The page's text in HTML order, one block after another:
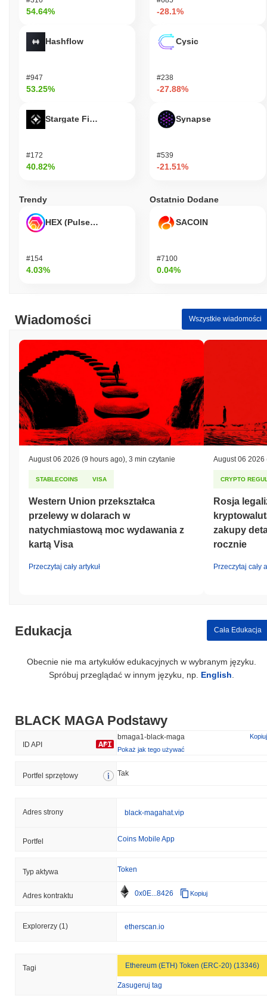
54.64%
Hashflow
#947
53.25%
Stargate Finance
#172
40.82%
-28.1%
Cysic
#238
-27.88%
Synapse
#539
-21.51%
Trendy
HEX (Pulsechain)
#154
4.03%
Ostatnio Dodane
SACOIN
#7100
0.04%
Wiadomości Wszystkie wiadomości
August 06 2026 (9 hours ago) 3 min czytanie
STABLECOINS VISA
Western Union przekształca
przelewy w dolarach w
natychmiastową moc wydawania z
kartą Visa
Przeczytaj cały artykuł
August 06 2026
CRYPTO
Rosja
zakupy
rocznie
Przeczytaj cały
Edukacja Cała Edukacja
Obecnie nie ma artykułów edukacyjnych w wybranym języku.
Spróbuj przeglądać w innym języku, np. English
BLACK MAGA Podstawy
ID API
bmaga1-black-maga
Kopiuj
Pokaż jak tego używać
Portfel sprzętowy Tak
Adres strony black-magahat.vip
Portfel Coins Mobile App
Typ aktywa Token
Adres kontraktu 0x0E...8426 Kopiuj
Explorerzy (1) etherscan.io
Tagi Ethereum (ETH) Token (ERC-20) (13346)
Zasugeruj tag